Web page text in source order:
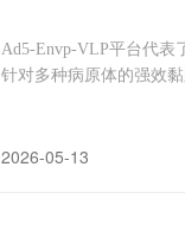
Ad5-Envp-VLP平台代表
针对多种病原体的强效
2026-05-13